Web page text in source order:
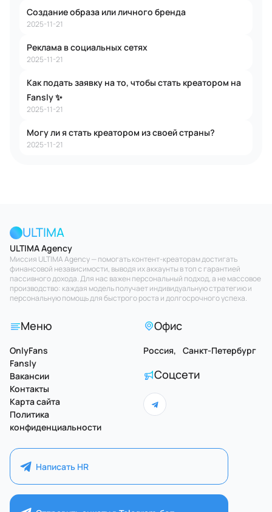
Создание образа или личного бренда
2025-11-21
Реклама в социальных сетях
2025-11-21
Как подать заявку на то, чтобы стать креатором на
Fansly ✨
2025-11-21
Могу ли я стать креатором из своей страны?
2025-11-21
ULTIMA
ULTIMA Agency
Миссия ULTIMA Agency — помогать контент-креаторам достигать
финансовой независимости, выводя их аккаунты в топ с гарантией
пассивного дохода. Для нас важен персональный подход, а не массовое
производство: каждая модель получает индивидуальную стратегию и
персональную помощь для быстрого роста и долгосрочного успеха.
Меню
OnlyFans
Fansly
Вакансии
Контакты
Карта сайта
Политика
конфиденциальности
Офис
Россия, Санкт-Петербург
Соцсети
Написать HR